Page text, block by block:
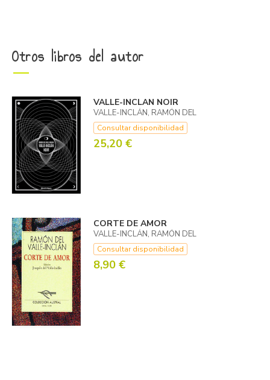
Otros libros del autor
VALLE-INCLAN NOIR
VALLE-INCLÁN, RAMÓN DEL
Consultar disponibilidad
25,20 €
CORTE DE AMOR
VALLE-INCLÁN, RAMÓN DEL
Consultar disponibilidad
8,90 €